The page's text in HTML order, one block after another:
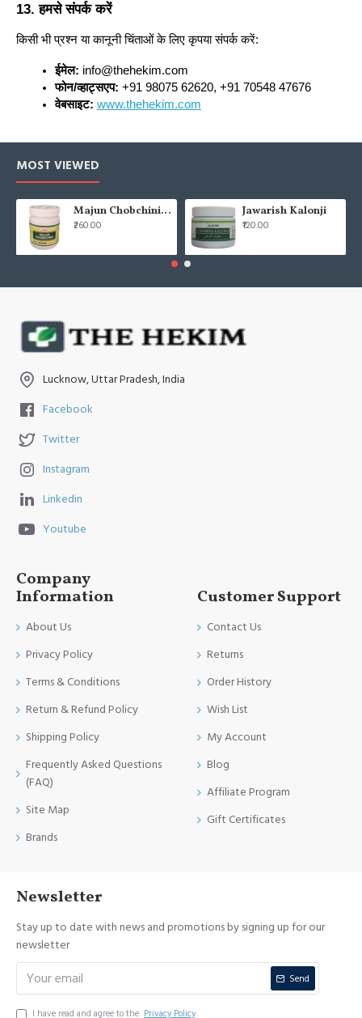
13. हमसे संपर्क करें
किसी भी प्रश्न या कानूनी चिंताओं के लिए कृपया संपर्क करें:
ईमेल: info@thehekim.com
फोन/व्हाट्सएप: +91 98075 62620, +91 70548 47676
वेबसाइट: www.thehekim.com
MOST VIEWED
Majun Chobchini 125gm (Pack of 2)
₹260.00
Jawarish Kalonji
₹120.00
Lucknow, Uttar Pradesh, India
Facebook
Twitter
Instagram
Linkedin
Youtube
Company
Information
About Us
Privacy Policy
Terms & Conditions
Return & Refund Policy
Shipping Policy
Frequently Asked Questions
(FAQ)
Site Map
Brands
Customer Support
Contact Us
Returns
Order History
Wish List
My Account
Blog
Affiliate Program
Gift Certificates
Newsletter
Stay up to date with news and promotions by signing up for our
newsletter
Send
I have read and agree to the Privacy Policy